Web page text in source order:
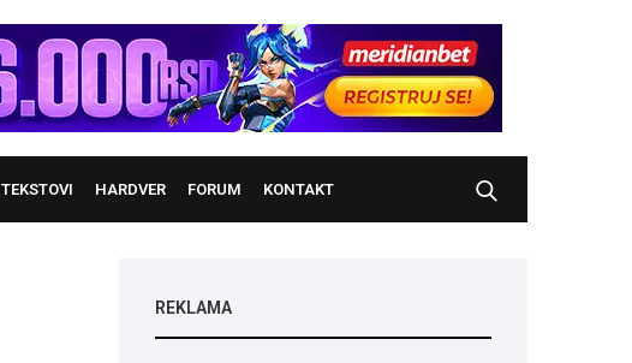
TEKSTOVI HARDVER FORUM KONTAKT
REKLAMA